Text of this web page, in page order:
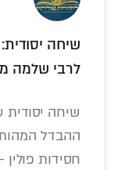
שיחה
לרבי שלמה
שיחה
ההבדל
חסידות